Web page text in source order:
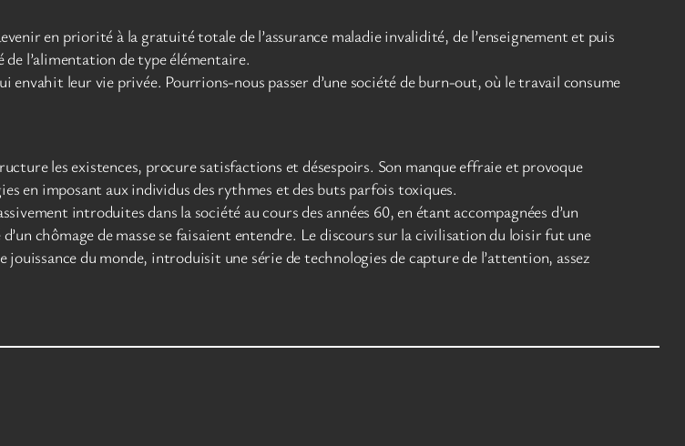
en priorité à la gratuité totale de l’assurance maladie invalidité, de l’enseignement et puis
l’alimentation de type élémentaire.
envahit leur vie privée. Pourrions-nous passer d’une société de burn-out, où le travail consume
les existences, procure satisfactions et désespoirs. Son manque effraie et provoque
en imposant aux individus des rythmes et des buts parfois toxiques.
introduites dans la société au cours des années 60, en étant accompagnées d’un
chômage de masse se faisaient entendre. Le discours sur la civilisation du loisir fut une
jouissance du monde, introduisit une série de technologies de capture de l’attention, assez